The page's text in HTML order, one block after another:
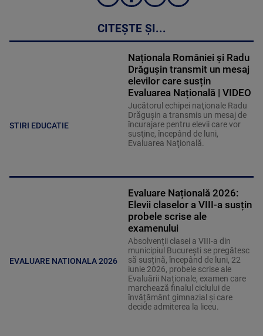
CITEȘTE ȘI...
STIRI EDUCATIE
Naționala României și Radu
Drăgușin transmit un mesaj
elevilor care susțin
Evaluarea Națională | VIDEO
Jucătorul echipei naţionale Radu
Drăguşin a transmis un mesaj de
încurajare pentru elevii care vor
susţine, începând de luni,
Evaluarea Naţională.
EVALUARE NATIONALA 2026
Evaluare Națională 2026:
Elevii claselor a VIII-a susțin
probele scrise ale
examenului
Absolvenții clasei a VIII-a din
municipiul București se pregătesc
să susțină, începând de luni, 22
iunie 2026, probele scrise ale
Evaluării Naționale, examen care
marchează finalul ciclului de
învățământ gimnazial și care
decide admiterea la liceu.